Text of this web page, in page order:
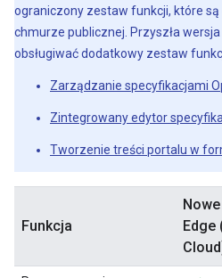
ograniczony zestaw funkcji, które
chmurze publicznej. Przyszła
obsługiwać dodatkowy zestaw
Zarządzanie specyfikacjami
Zintegrowany edytor
Tworzenie treści portalu w
Funkcja
Edge